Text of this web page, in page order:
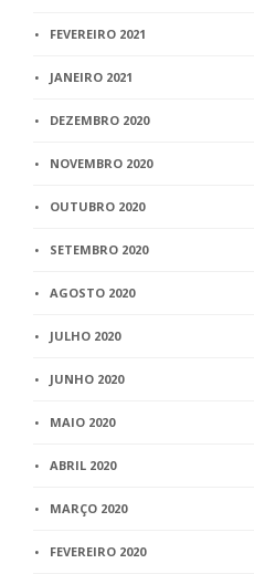
FEVEREIRO 2021
JANEIRO 2021
DEZEMBRO 2020
NOVEMBRO 2020
OUTUBRO 2020
SETEMBRO 2020
AGOSTO 2020
JULHO 2020
JUNHO 2020
MAIO 2020
ABRIL 2020
MARÇO 2020
FEVEREIRO 2020